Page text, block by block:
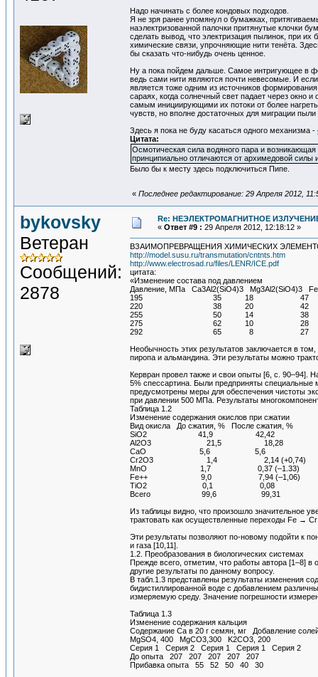
Надо начинать с более кондовых подходов.
Я не зря ранее упомянул о бумажках,
наэлектризованной палочки притянутые клочки
сделать вывод, что электризация пылинок, при
химические связи, упрочняющие нити тенёта.
бы сказать что-нибудь очень ценное.
Ну а пока пойдем дальше. Самое интригующее в
ведь сами нити являются почти невесомые. И
является тоже одним из источников
сараях, когда солнечный свет падает через
самым инициирующими их потоки от более
чувств, но вполне достаточных для миграции пыли
Здесь я пока не буду касаться одного механизма -
Цитата:
Осмотическая сила водяного пара и
принципиально отличаются от архимедовой
Было бы к месту здесь подключиться Пипе.
« Последнее редактирование: 29 Апреля 2012,
bykovsky
Ветеран
Сообщений:
2878
Re: НЕЭЛЕКТРОМАГНИТНОЕ
« Ответ #9 : 29 Апреля 2012, 12:18:12 »
ВЗАИМОПРЕВРАЩЕНИЯ ХИМИЧЕСКИХ
http://model.susu.ru/transmutation/cntnts.htm
http://www.electrosad.ru/files/LENR/ICE.pdf
цитата:
«Изменение состава под давлением
Давление, МПа Ca3Al2(SiO4)3 Mg3Al2(SiO4)3
195 35 18 47
220 38 20 42
255 50 14 38
275 62 10 28
292 65 8 27
Необычность этих результатов заключается в
пиропа и альмандина. Эти результаты можно
Кервран провел также и свои опыты [6, с. 90–94].
5% спессартина. Были предприняты специальные
предусмотрены меры для обеспечения чистоты
при давлении 500 МПа. Результаты
Таблица 1.2
Изменение содержания окислов при сжатии
Вид окисла До сжатия, % После сжатия, %
SiO2 41,9 42,42
Al2O3 21,5 18,28
CaO 5,6 5,6
Cr2O3 1,4 2,14 (+0,74)
MnO 1,7 0,37 (–1.33)
Fe++ 9,0 7,94 (–1,06)
TiO2 0,1 0,08
Всего 99,6 99,31
Из таблицы видно, что произошло значительное
трактовать как осуществленные переходы Fe →
Эти результаты позволяют по-новому подойти к
и газа [10,11].
1.2. Преобразования в биологических системах
Прежде всего, отметим, что работы автора [1–8]
другие результаты по данному вопросу.
В табл.1.3 представлены результаты изменения
бидистиллированной воде с добавлением
измеряемую среду. Значение погрешности
Таблица 1.3
Изменение содержания кальция
Содержание Ca в 20 г семян, мг Добавление
MgSO4, 400 MgCO3,300 K2CO3, 200
Серия 1 Серия 2 Серия 1 Серия 1 Серия 2
До опыта 207 207 207 207 207
Прибавка опыта 55 52 50 40 30